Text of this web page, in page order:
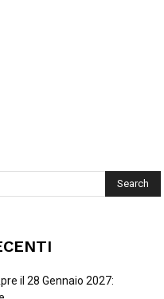
il 28 Gennaio 2027: